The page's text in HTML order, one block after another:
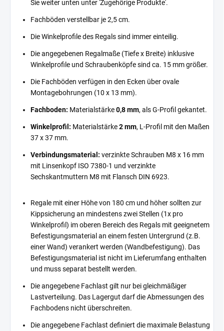
Sie weiter unten unter 'Zugehörige Produkte'.
Fachböden verstellbar je 2,5 cm.
Die Winkelprofile des Regals sind immer einteilig.
Die angegebenen Regalmaße (Tiefe x Breite) inklusive
Winkelprofile und Schraubenköpfe sind ca. 15 mm größer.
Die Fachböden verfügen in den Ecken über ovale
Montagebohrungen (10 x 13 mm).
Fachboden: Materialstärke0,8 mm, als G-Profil gekantet.
Winkelprofil: Materialstärke2 mm, L-Profil mit den Maßen
37 x 37 mm.
Verbindungsmaterial: verzinkte Schrauben M8 x 16 mm
mit Linsenkopf ISO 7380-1 und verzinkte
Sechskantmuttern M8 mit Flansch DIN 6923.
Regale mit einer Höhe von 180 cm und höher sollten zur
Kippsicherung an mindestens zwei Stellen (1x pro
Winkelprofil) im oberen Bereich des Regals mit geeignetem
Befestigungsmaterial an einem festen Untergrund (z.B.
einer Wand) verankert werden (Wandbefestigung). Das
Befestigungsmaterial ist nicht im Lieferumfang enthalten
und muss separat bestellt werden.
Die angegebene Fachlast gilt nur bei gleichmäßiger
Lastverteilung. Das Lagergut darf die Abmessungen des
Fachbodens nicht überschreiten.
Die angegebene Fachlast definiert die maximale Belastung